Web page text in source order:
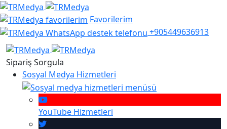
Favorilerim
+905449636913
Sipariş Sorgula
Sosyal Medya Hizmetleri
YouTube Hizmetleri